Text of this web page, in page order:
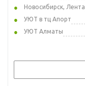
Новосибирск, Лента
УЮТ в тц Апорт
УЮТ Алматы